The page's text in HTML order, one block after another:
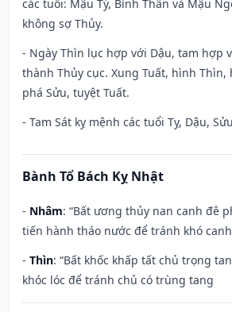
các tuổi: Mậu Tý, Bính Thân và Mậu
không sợ Thủy.
- Ngày Thìn lục hợp với Dậu, tam hợp
thành Thủy cục. Xung Tuất, hình
phá Sửu, tuyệt Tuất.
- Tam Sát kỵ mệnh các tuổi Tỵ, Dậu,
Bành Tổ Bách Kỵ Nhật
- Nhâm: “Bất ương thủy nan canh đê
tiến hành tháo nước để tránh khó
- Thìn: “Bất khốc khấp tất chủ trọng
khóc lóc để tránh chủ có trùng tang